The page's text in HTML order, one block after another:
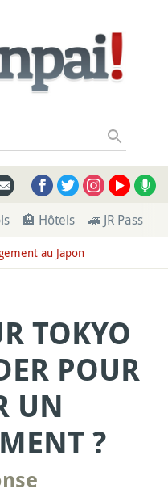
🏨 Hôtels 🚄 JR Pass
au Japon
TOKYO
POUR
UN
?